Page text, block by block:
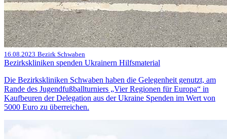
16.08.2023 Bezirk Schwaben
Bezirkskliniken spenden Ukrainern Hilfsmaterial
Die Bezirkskliniken Schwaben haben die Gelegenheit genutzt, am
Rande des Jugendfußballturniers „Vier Regionen für Europa“ in
Kaufbeuren der Delegation aus der Ukraine Spenden im Wert von
5000 Euro zu überreichen.